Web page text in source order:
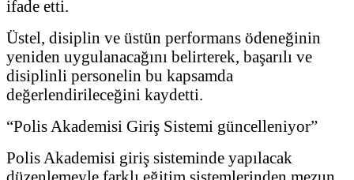
ifade etti.
Üstel, disiplin ve üstün performans ödeneğinin
yeniden uygulanacağını belirterek, başarılı ve
disiplinli personelin bu kapsamda
değerlendirileceğini kaydetti.
“Polis Akademisi Giriş Sistemi güncelleniyor”
Polis Akademisi giriş sisteminde yapılacak
düzenlemeyle farklı eğitim sistemlerinden mezun